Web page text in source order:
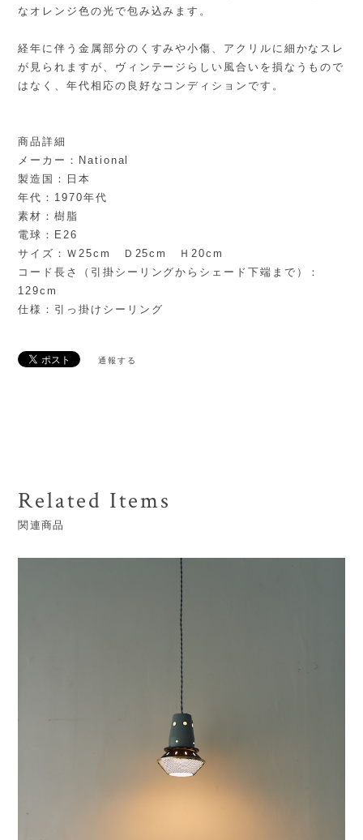
なオレンジ色の光で包み込みます。
経年に伴う金属部分のくすみや小傷、アクリルに細かなスレ
が見られますが、ヴィンテージらしい風合いを損なうもので
はなく、年代相応の良好なコンディションです。
商品詳細
メーカー：National
製造国：日本
年代：1970年代
素材：樹脂
電球：E26
サイズ：Ｗ25cm Ｄ25cm Ｈ20cm
コード長さ（引掛シーリングからシェード下端まで）：
129cm
仕様：引っ掛けシーリング
通報する
Related Items
関連商品